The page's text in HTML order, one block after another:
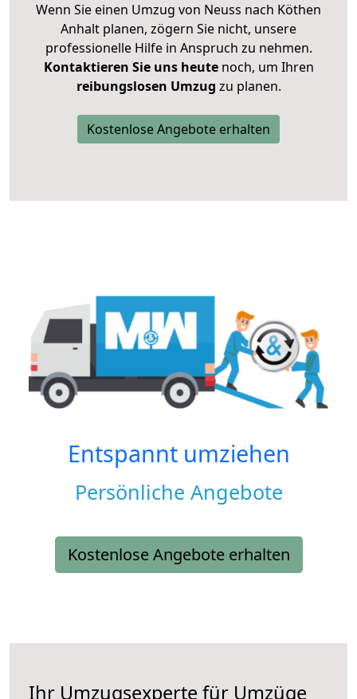
Wenn Sie einen Umzug von Neuss nach Köthen
Anhalt planen, zögern Sie nicht, unsere
professionelle Hilfe in Anspruch zu nehmen.
Kontaktieren Sie uns heutenoch, um Ihren
reibungslosen Umzug zu planen.
Kostenlose Angebote erhalten
Entspannt umziehen
Persönliche Angebote
Kostenlose Angebote erhalten
Ihr Umzugsexperte für Umzüge